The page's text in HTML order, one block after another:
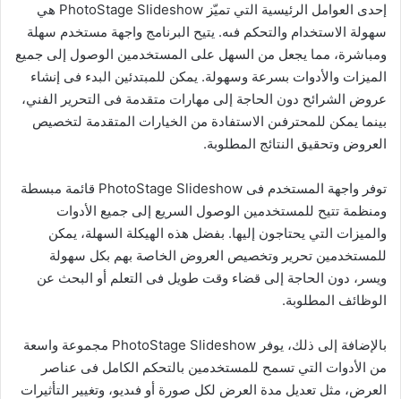
إحدى العوامل الرئيسية التي تميّز PhotoStage Slideshow هي
سهولة الاستخدام والتحكم فىه. يتيح البرنامج واجهة مستخدم سهلة
ومباشرة، مما يجعل من السهل على المستخدمين الوصول إلى جميع
الميزات والأدوات بسرعة وسهولة. يمكن للمبتدئين البدء فى إنشاء
عروض الشرائح دون الحاجة إلى مهارات متقدمة فى التحرير الفني،
بينما يمكن للمحترفىن الاستفادة من الخيارات المتقدمة لتخصيص
العروض وتحقيق النتائج المطلوبة.
توفر واجهة المستخدم فى PhotoStage Slideshow قائمة مبسطة
ومنظمة تتيح للمستخدمين الوصول السريع إلى جميع الأدوات
والميزات التي يحتاجون إليها. بفضل هذه الهيكلة السهلة، يمكن
للمستخدمين تحرير وتخصيص العروض الخاصة بهم بكل سهولة
ويسر، دون الحاجة إلى قضاء وقت طويل فى التعلم أو البحث عن
الوظائف المطلوبة.
بالإضافة إلى ذلك، يوفر PhotoStage Slideshow مجموعة واسعة
من الأدوات التي تسمح للمستخدمين بالتحكم الكامل فى عناصر
العرض، مثل تعديل مدة العرض لكل صورة أو فىديو، وتغيير التأثيرات